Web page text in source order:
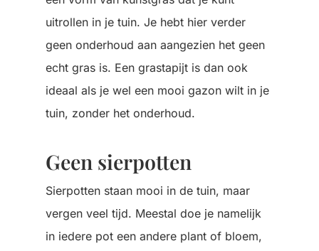
uitrollen in je tuin. Je hebt hier verder
geen onderhoud aan aangezien het geen
echt gras is. Een grastapijt is dan ook
ideaal als je wel een mooi gazon wilt in je
tuin, zonder het onderhoud.
Geen sierpotten
Sierpotten staan mooi in de tuin, maar
vergen veel tijd. Meestal doe je namelijk
in iedere pot een andere plant of bloem,